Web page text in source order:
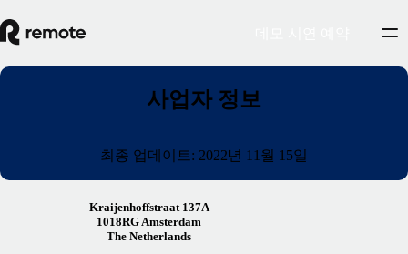
사업자 정보
최종 업데이트: 2022년 11월 15일
Kraijenhoffstraat 137A
1018RG Amsterdam
The Netherlands